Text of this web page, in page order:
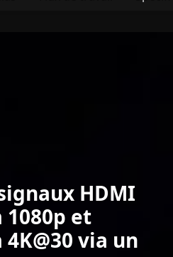
HDMI
1080p et
4K@30 via un